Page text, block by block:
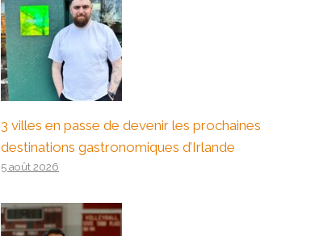
3 villes en passe de devenir les prochaines
destinations gastronomiques d’Irlande
5 août 2026